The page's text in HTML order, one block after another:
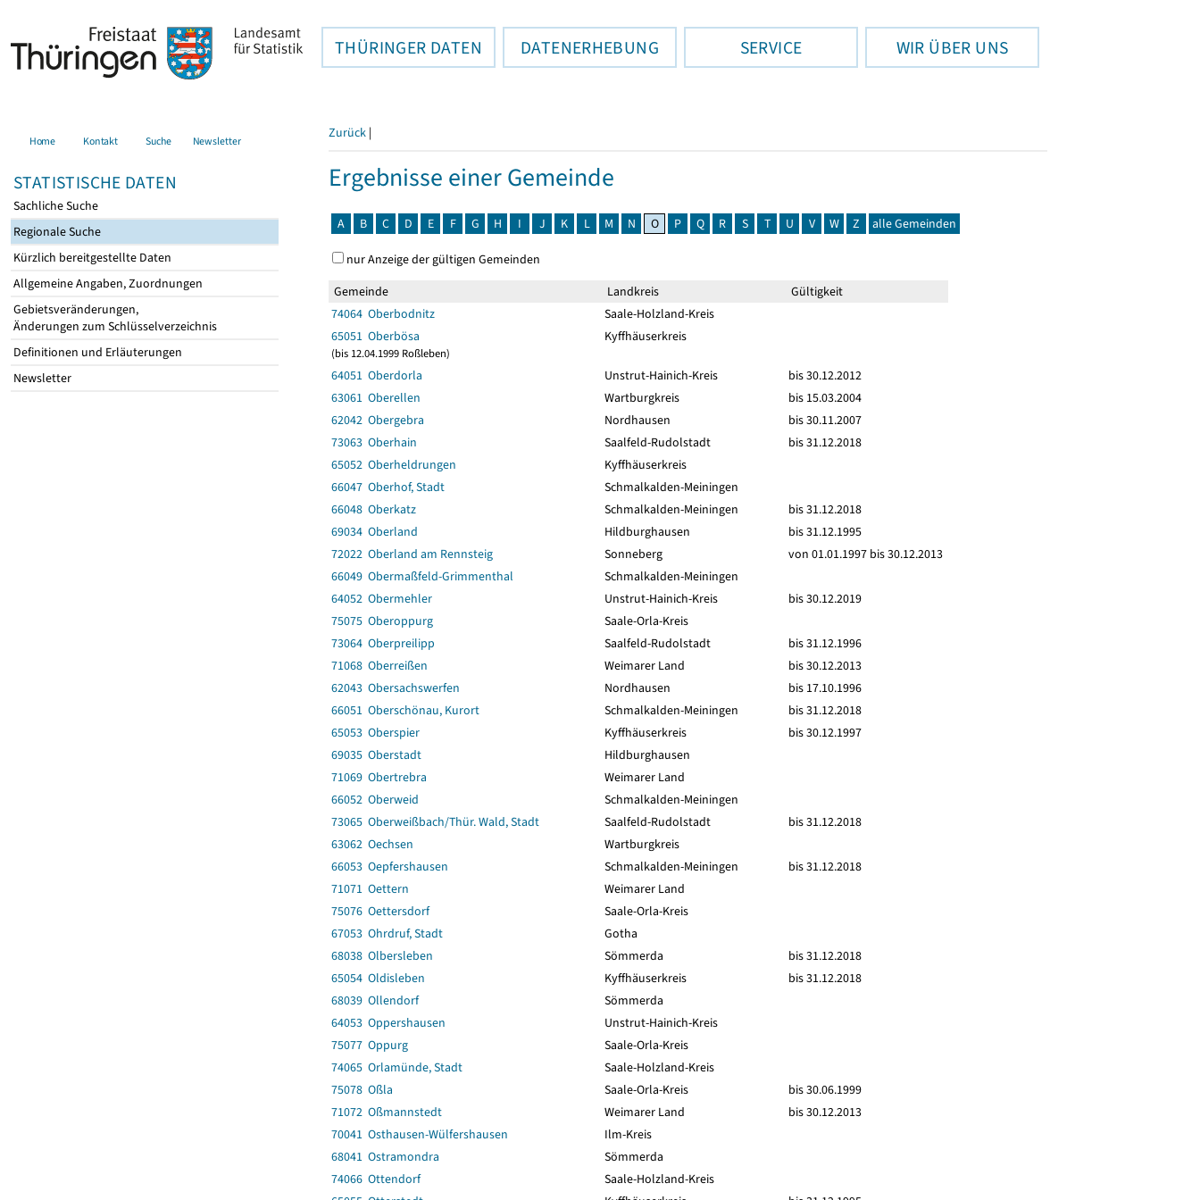
THÜRINGER DATEN DATENERHEBUNG SERVICE WIR ÜBER UNS
Home Kontakt Suche Newsletter
STATISTISCHE DATEN
Sachliche Suche
Regionale Suche
Kürzlich bereitgestellte Daten
Allgemeine Angaben, Zuordnungen
Gebietsveränderungen,
Änderungen zum Schlüsselverzeichnis
Definitionen und Erläuterungen
Newsletter
Zurück |
Ergebnisse einer Gemeinde
A B C D E F G H I J K L M N O P Q R S T U V W Z alle Gemeinden
nur Anzeige der gültigen Gemeinden
Gemeinde
Landkreis
Gültigkeit
74064 Oberbodnitz
Saale-Holzland-Kreis
65051 Oberbösa
(bis 12.04.1999 Roßleben)
Kyffhäuserkreis
64051 Oberdorla Unstrut-Hainich-Kreis
bis 30.12.2012
63061 Oberellen
Wartburgkreis
bis 15.03.2004
62042 Obergebra
Nordhausen
bis 30.11.2007
73063 Oberhain
Saalfeld-Rudolstadt
bis 31.12.2018
65052 Oberheldrungen
Kyffhäuserkreis
66047 Oberhof, Stadt
Schmalkalden-Meiningen
66048 Oberkatz
Schmalkalden-Meiningen
bis 31.12.2018
69034 Oberland
Hildburghausen
bis 31.12.1995
72022 Oberland am Rennsteig
Sonneberg
von 01.01.1997 bis 30.12.2013
66049 Obermaßfeld-Grimmenthal
Schmalkalden-Meiningen
64052 Obermehler
Unstrut-Hainich-Kreis
bis 30.12.2019
75075 Oberoppurg
Saale-Orla-Kreis
73064 Oberpreilipp
Saalfeld-Rudolstadt
bis 31.12.1996
71068 Oberreißen
Weimarer Land
bis 30.12.2013
62043 Obersachswerfen
Nordhausen
bis 17.10.1996
66051 Oberschönau, Kurort
Schmalkalden-Meiningen
bis 31.12.2018
65053 Oberspier
Kyffhäuserkreis
bis 30.12.1997
69035 Oberstadt
Hildburghausen
71069 Obertrebra
Weimarer Land
66052 Oberweid
Schmalkalden-Meiningen
73065 Oberweißbach/Thür. Wald, Stadt
Saalfeld-Rudolstadt
bis 31.12.2018
63062 Oechsen
Wartburgkreis
66053 Oepfershausen
Schmalkalden-Meiningen
bis 31.12.2018
71071 Oettern
Weimarer Land
75076 Oettersdorf
Saale-Orla-Kreis
67053 Ohrdruf, Stadt
Gotha
68038 Olbersleben
Sömmerda
bis 31.12.2018
65054 Oldisleben
Kyffhäuserkreis
bis 31.12.2018
68039 Ollendorf
Sömmerda
64053 Oppershausen
Unstrut-Hainich-Kreis
75077 Oppurg
Saale-Orla-Kreis
74065 Orlamünde, Stadt
Saale-Holzland-Kreis
75078 Oßla
Saale-Orla-Kreis
bis 30.06.1999
71072 Oßmannstedt
Weimarer Land
bis 30.12.2013
70041 Osthausen-Wülfershausen
Ilm-Kreis
68041 Ostramondra
Sömmerda
74066 Ottendorf
Saale-Holzland-Kreis